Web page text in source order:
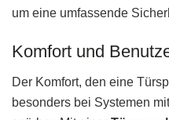
um eine umfassende
Komfort und
Der Komfort, den eine
besonders bei Systemen